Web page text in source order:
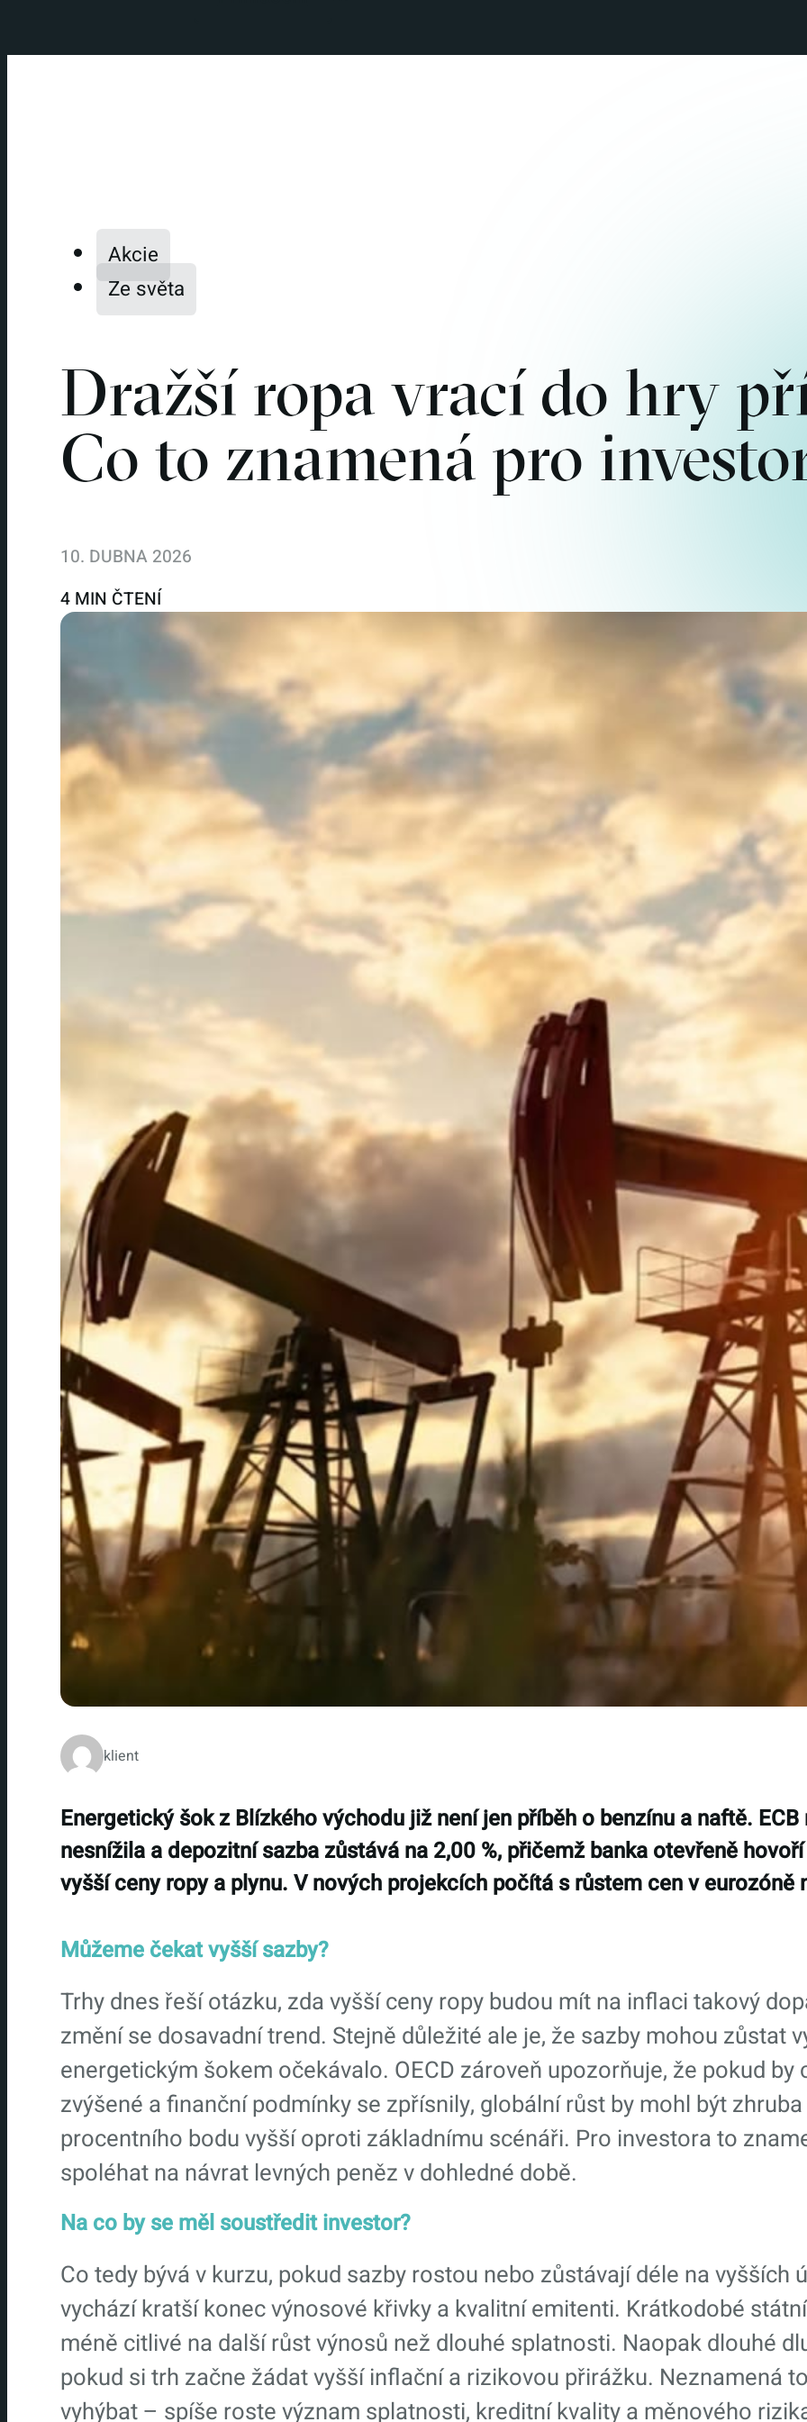
Akcie
Ze světa
Dražší ropa vrací do hry
Co to znamená pro
10. DUBNA 2026
4 MIN ČTENÍ
klient
Energetický šok z Blízkého východu již není jen příběh o benzínu a naftě.
nesnížila a depozitní sazba zůstává na 2,00 %, přičemž banka otevřeně
vyšší ceny ropy a plynu. V nových projekcích počítá s růstem cen v eurozóně
Můžeme čekat vyšší sazby?
Trhy dnes řeší otázku, zda vyšší ceny ropy budou mít na inflaci takový
změní se dosavadní trend. Stejně důležité ale je, že sazby mohou zůstat
energetickým šokem očekávalo. OECD zároveň upozorňuje, že pokud
zvýšené a finanční podmínky se zpřísnily, globální růst by mohl být
procentního bodu vyšší oproti základnímu scénáři. Pro investora to
spoléhat na návrat levných peněz v dohledné době.
Na co by se měl soustředit investor?
Co tedy bývá v kurzu, pokud sazby rostou nebo zůstávají déle na vyšších
vychází kratší konec výnosové křivky a kvalitní emitenti. Krátkodobé
méně citlivé na další růst výnosů než dlouhé splatnosti. Naopak dlouhé
pokud si trh začne žádat vyšší inflační a rizikovou přirážku. Neznamená
vyhýbat – spíše roste význam splatnosti, kreditní kvality a měnového